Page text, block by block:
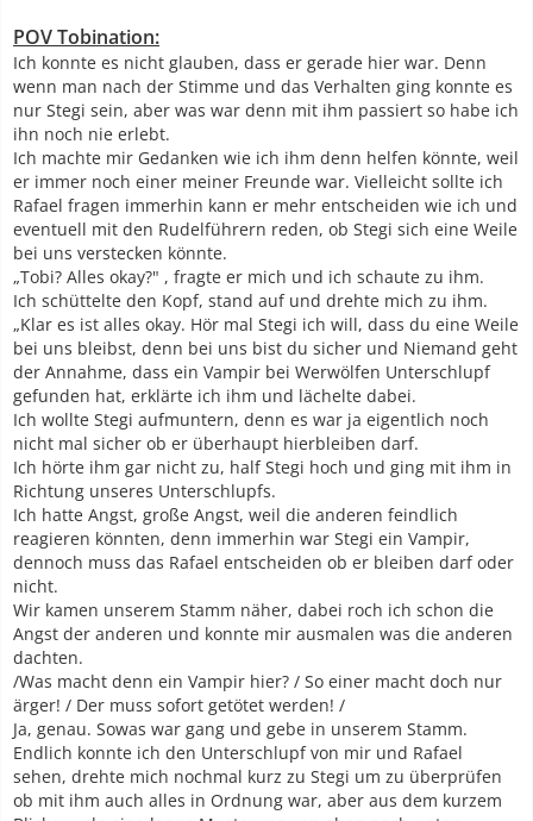
POV Tobination:
Ich konnte es nicht glauben, dass er gerade hier war. Denn
wenn man nach der Stimme und das Verhalten ging konnte es
nur Stegi sein, aber was war denn mit ihm passiert so habe ich
ihn noch nie erlebt.
Ich machte mir Gedanken wie ich ihm denn helfen könnte, weil
er immer noch einer meiner Freunde war. Vielleicht sollte ich
Rafael fragen immerhin kann er mehr entscheiden wie ich und
eventuell mit den Rudelführern reden, ob Stegi sich eine Weile
bei uns verstecken könnte.
„Tobi? Alles okay?" , fragte er mich und ich schaute zu ihm.
Ich schüttelte den Kopf, stand auf und drehte mich zu ihm.
„Klar es ist alles okay. Hör mal Stegi ich will, dass du eine Weile
bei uns bleibst, denn bei uns bist du sicher und Niemand geht
der Annahme, dass ein Vampir bei Werwölfen Unterschlupf
gefunden hat, erklärte ich ihm und lächelte dabei.
Ich wollte Stegi aufmuntern, denn es war ja eigentlich noch
nicht mal sicher ob er überhaupt hierbleiben darf.
Ich hörte ihm gar nicht zu, half Stegi hoch und ging mit ihm in
Richtung unseres Unterschlupfs.
Ich hatte Angst, große Angst, weil die anderen feindlich
reagieren könnten, denn immerhin war Stegi ein Vampir,
dennoch muss das Rafael entscheiden ob er bleiben darf oder
nicht.
Wir kamen unserem Stamm näher, dabei roch ich schon die
Angst der anderen und konnte mir ausmalen was die anderen
dachten.
/Was macht denn ein Vampir hier? / So einer macht doch nur
ärger! / Der muss sofort getötet werden! /
Ja, genau. Sowas war gang und gebe in unserem Stamm.
Endlich konnte ich den Unterschlupf von mir und Rafael
sehen, drehte mich nochmal kurz zu Stegi um zu überprüfen
ob mit ihm auch alles in Ordnung war, aber aus dem kurzem